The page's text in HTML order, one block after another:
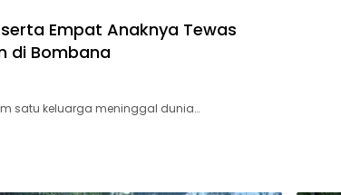
Empat Anaknya Tewas
di Bombana
satu keluarga meninggal dunia…